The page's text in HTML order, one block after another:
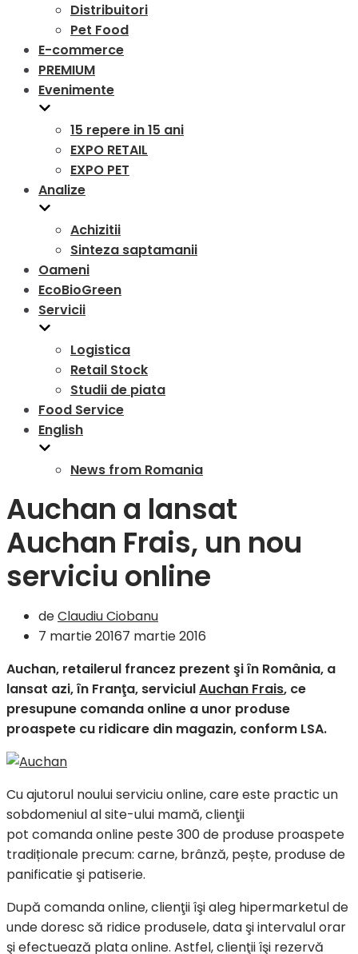
Distribuitori
Pet Food
E-commerce
PREMIUM
Evenimente
15 repere in 15 ani
EXPO RETAIL
EXPO PET
Analize
Achizitii
Sinteza saptamanii
Oameni
EcoBioGreen
Servicii
Logistica
Retail Stock
Studii de piata
Food Service
English
News from Romania
Auchan a lansat
Auchan Frais, un nou
serviciu online
deClaudiu Ciobanu
7 martie 20167 martie 2016
Auchan, retailerul francez prezent şi în România, a
lansat azi, în Franţa, serviciulAuchan Frais, ce
presupune comanda online a unor produse
proaspete cu ridicare din magazin, conform LSA.
Cu ajutorul noului serviciu online, care este practic un
sobdomeniul al site-ului mamă, clienţii
pot comanda online peste 300 de produse proaspete
tradiționale precum: carne, brânză, pește, produse de
panificatie şi patiserie.
După comanda online, clienţii îşi aleg hipermarketul de
unde doresc să ridice produsele, data şi intervalul orar
şi efectuează plata online. Astfel, clienţii îşi rezervă